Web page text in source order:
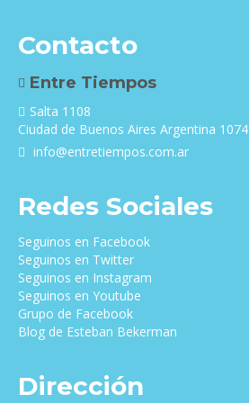
Contacto
Entre Tiempos
Salta 1108
Ciudad de Buenos Aires Argentina 1074
info@entretiempos.com.ar
Redes Sociales
Seguinos en Facebook
Seguinos en Twitter
Seguinos en Instagram
Seguinos en Youtube
Grupo de Facebook
Blog de Esteban Bekerman
Dirección